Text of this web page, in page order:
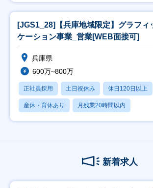
[JGS1_28]【兵庫地域限定】グラフィ
ケーション事業_営業[WEB面接可]
兵庫県
600万~800万
正社員採用 土日祝休み 休日120日以上
産休・育休あり 月残業20時間以内
新着求人